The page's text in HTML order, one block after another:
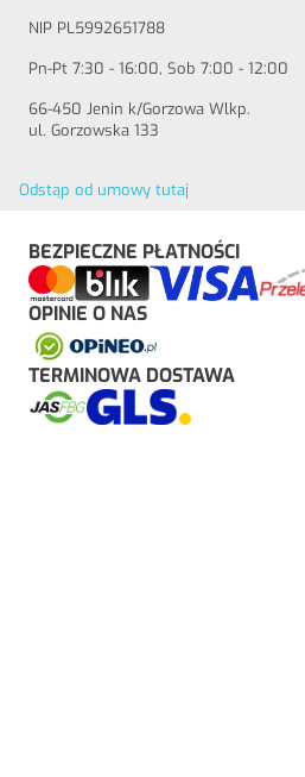
NIP PL5992651788
Pn-Pt 7:30 - 16:00, Sob 7:00 - 12:00
66-450 Jenin k/Gorzowa Wlkp.
ul. Gorzowska 133
Odstąp od umowy tutaj
BEZPIECZNE PŁATNOŚCI
OPINIE O NAS
TERMINOWA DOSTAWA